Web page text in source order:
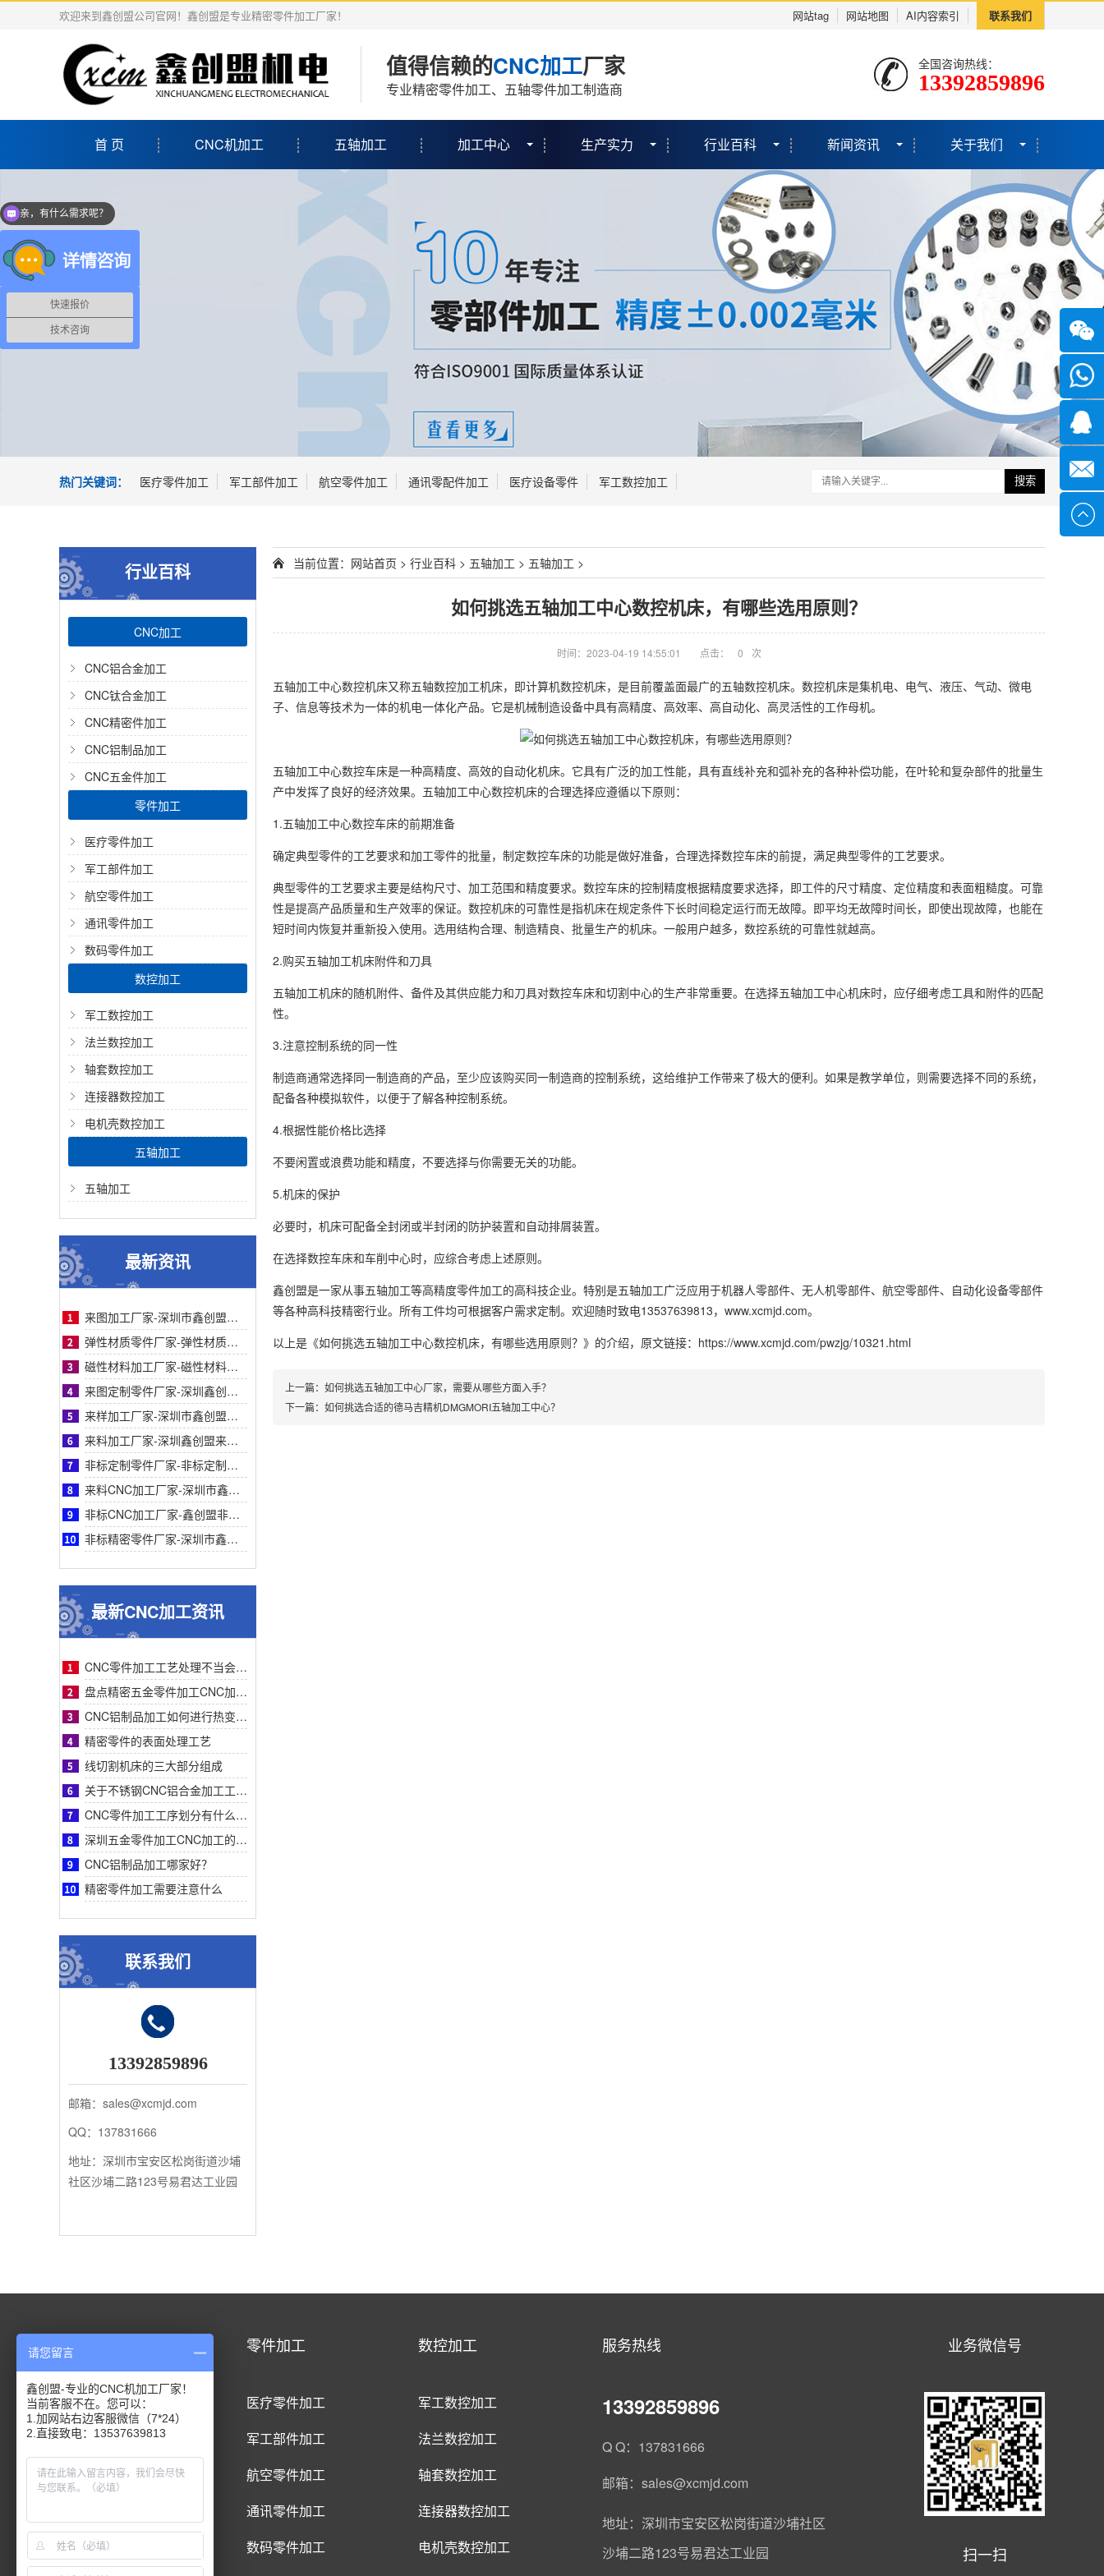
欢迎来到鑫创盟公司官网！鑫创盟是专业精密零件加工厂家！ 网站tag 网站地图 AI内容索引 联系我们
值得信赖的CNC加工厂家
专业精密零件加工、五轴零件加工制造商
全国咨询热线：
13392859896
首 页 CNC机加工 五轴加工 加工中心 生产实力 行业百科 新闻资讯 关于我们
热门关键词： 医疗零件加工 军工部件加工 航空零件加工 通讯零配件加工 医疗设备零件 军工数控加工 搜索
行业百科
CNC加工
CNC铝合金加工
CNC钛合金加工
CNC精密件加工
CNC铝制品加工
CNC五金件加工
零件加工
医疗零件加工
军工部件加工
航空零件加工
通讯零件加工
数码零件加工
数控加工
军工数控加工
法兰数控加工
轴套数控加工
连接器数控加工
电机壳数控加工
五轴加工
五轴加工
最新资讯
来图加工厂家-深圳市鑫创盟机电技术有限公司来图加工厂家专业定制服务精准高效值得信赖
弹性材质零件厂家-弹性材质零件采购参考：深圳鑫创盟工艺、服务与客户案例对比详解指南
磁性材料加工厂家-磁性材料加工厂家采购参考之深圳鑫创盟机电技术有限公司深度专业解析
来图定制零件厂家-深圳鑫创盟机电来图定制零件厂家采购参考与专业工艺优势深度全面解析
来样加工厂家-深圳市鑫创盟机电来样加工厂家：精准定制，解决非标零件采购难题参考
来料加工厂家-深圳鑫创盟来料加工厂家：专业化精密制造与一站式合作方案采购参考
非标定制零件厂家-非标定制零件厂家采购指南：鑫创盟机电技术有限公司全面深度专业分析
来料CNC加工厂家-深圳市鑫创盟来料CNC加工精度高速效率高品质稳定可靠专业厂家服务
非标CNC加工厂家-鑫创盟非标CNC加工：一站式专业高效精密定制解决复杂零件采购难题
非标精密零件厂家-深圳市鑫创盟机电技术有限公司非标精密零件采购指南—专业定制与高效
最新CNC加工资讯
CNC零件加工工艺处理不当会有什么影响？
盘点精密五金零件加工CNC加工明显的特征有哪些
CNC铝制品加工如何进行热变形处理？
精密零件的表面处理工艺
线切割机床的三大部分组成
关于不锈钢CNC铝合金加工工艺流程步骤介绍？
CNC零件加工工序划分有什么要求呢
深圳五金零件加工CNC加工的数控系统特点有什么？
CNC铝制品加工哪家好？
精密零件加工需要注意什么
联系我们
13392859896
邮箱：sales@xcmjd.com
QQ：137831666
地址：深圳市宝安区松岗街道沙埔
社区沙埔二路123号易君达工业园
当前位置： 网站首页 > 行业百科 > 五轴加工 > 五轴加工 >
如何挑选五轴加工中心数控机床，有哪些选用原则？
时间：2023-04-19 14:55:01 点击： 0 次
五轴加工中心数控机床又称五轴数控加工机床，即计算机数控机床，是目前覆盖面最广的五轴数控机床。数控机床是集机电、电气、液压、气动、微电
子、信息等技术为一体的机电一体化产品。它是机械制造设备中具有高精度、高效率、高自动化、高灵活性的工作母机。
五轴加工中心数控车床是一种高精度、高效的自动化机床。它具有广泛的加工性能，具有直线补充和弧补充的各种补偿功能，在叶轮和复杂部件的批量生
产中发挥了良好的经济效果。五轴加工中心数控机床的合理选择应遵循以下原则：
1.五轴加工中心数控车床的前期准备
确定典型零件的工艺要求和加工零件的批量，制定数控车床的功能是做好准备，合理选择数控车床的前提，满足典型零件的工艺要求。
典型零件的工艺要求主要是结构尺寸、加工范围和精度要求。数控车床的控制精度根据精度要求选择，即工件的尺寸精度、定位精度和表面粗糙度。可靠
性是提高产品质量和生产效率的保证。数控机床的可靠性是指机床在规定条件下长时间稳定运行而无故障。即平均无故障时间长，即使出现故障，也能在
短时间内恢复并重新投入使用。选用结构合理、制造精良、批量生产的机床。一般用户越多，数控系统的可靠性就越高。
2.购买五轴加工机床附件和刀具
五轴加工机床的随机附件、备件及其供应能力和刀具对数控车床和切割中心的生产非常重要。在选择五轴加工中心机床时，应仔细考虑工具和附件的匹配
性。
3.注意控制系统的同一性
制造商通常选择同一制造商的产品，至少应该购买同一制造商的控制系统，这给维护工作带来了极大的便利。如果是教学单位，则需要选择不同的系统，
配备各种模拟软件，以便于了解各种控制系统。
4.根据性能价格比选择
不要闲置或浪费功能和精度，不要选择与你需要无关的功能。
5.机床的保护
必要时，机床可配备全封闭或半封闭的防护装置和自动排屑装置。
在选择数控车床和车削中心时，应综合考虑上述原则。
鑫创盟是一家从事五轴加工等高精度零件加工的高科技企业。特别是五轴加工广泛应用于机器人零部件、无人机零部件、航空零部件、自动化设备零部件
等各种高科技精密行业。所有工件均可根据客户需求定制。欢迎随时致电13537639813，www.xcmjd.com。
以上是 《如何挑选五轴加工中心数控机床，有哪些选用原则？》 的介绍，原文链接： https://www.xcmjd.com/pwzjg/10321.html
上一篇： 如何挑选五轴加工中心厂家，需要从哪些方面入手？
下一篇： 如何挑选合适的德马吉精机DMGMORI五轴加工中心？
CNC加工
CNC铝合金加工
CNC钛合金加工
CNC精密件加工
CNC五金件加工
零件加工
医疗零件加工
军工部件加工
航空零件加工
通讯零件加工
数码零件加工
数控加工
军工数控加工
法兰数控加工
轴套数控加工
连接器数控加工
电机壳数控加工
服务热线
13392859896
Q Q：137831666
邮箱：sales@xcmjd.com
地址：深圳市宝安区松岗街道沙埔社区
沙埔二路123号易君达工业园
业务微信号
扫一扫
微信
快速报价
技术咨询
当前客服在线
请您留言
鑫创盟-专业的CNC机加工厂家！
当前客服不在。您可以：
1.加网站右边客服微信（7*24）
2.直接致电：13537639813